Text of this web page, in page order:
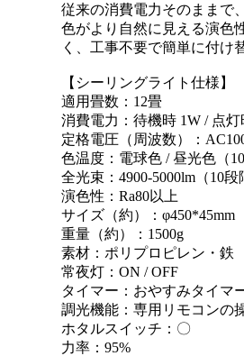
従来の消費電力そのままで
色がより自然に見える演色
く、工事不要で簡単に付け
【シーリングライト仕様】
適用畳数：12畳
消費電力：待機時 1W / 点灯
定格電圧（周波数）：
色温度：電球色 / 昼光色（
全光束：4900-5000lm（10段
演色性：Ra80以上
サイズ（約）：φ450*45mm
重量（約）：1500g
素材：ポリプロピレン・鉄
常夜灯：ON / OFF
タイマー：おやすみタイマ
調光機能：専用リモコンの
ホタルスイッチ：〇
力率：95%